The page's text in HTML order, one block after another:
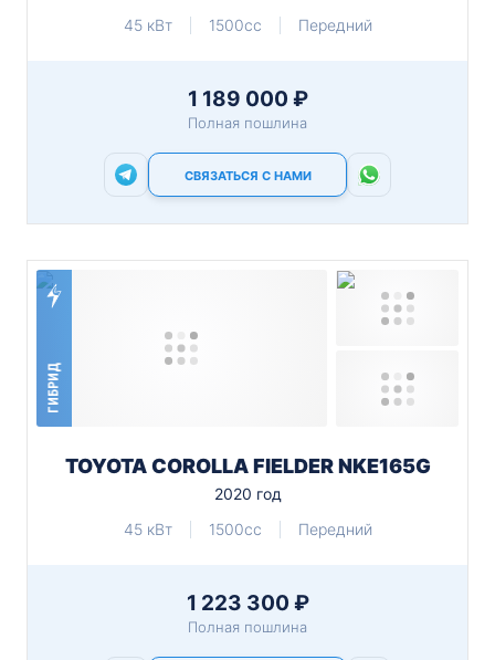
45 кВт
1500cc Передний
1 189 000 ₽
Полная пошлина
СВЯЗАТЬСЯ С НАМИ
ГИБРИД
TOYOTA COROLLA FIELDER NKE165G
2020 год
45 кВт
1500cc Передний
1 223 300 ₽
Полная пошлина